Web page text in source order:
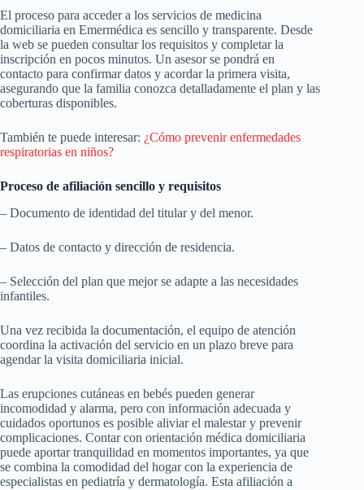
El proceso para acceder a los servicios de medicina
domiciliaria en Emermédica es sencillo y transparente. Desde
la web se pueden consultar los requisitos y completar la
inscripción en pocos minutos. Un asesor se pondrá en
contacto para confirmar datos y acordar la primera visita,
asegurando que la familia conozca detalladamente el plan y las
coberturas disponibles.
También te puede interesar: ¿Cómo prevenir enfermedades
respiratorias en niños?
Proceso de afiliación sencillo y requisitos
– Documento de identidad del titular y del menor.
– Datos de contacto y dirección de residencia.
– Selección del plan que mejor se adapte a las necesidades
infantiles.
Una vez recibida la documentación, el equipo de atención
coordina la activación del servicio en un plazo breve para
agendar la visita domiciliaria inicial.
Las erupciones cutáneas en bebés pueden generar
incomodidad y alarma, pero con información adecuada y
cuidados oportunos es posible aliviar el malestar y prevenir
complicaciones. Contar con orientación médica domiciliaria
puede aportar tranquilidad en momentos importantes, ya que
se combina la comodidad del hogar con la experiencia de
especialistas en pediatría y dermatología. Esta afiliación a